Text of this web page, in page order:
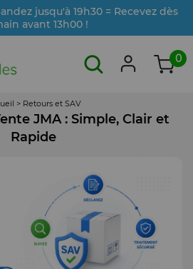
jusqu'à 19h30 = Recevez dès
avant 13h00 !
0
> Retours et SAV
JMA : Simple, Clair et
Rapide